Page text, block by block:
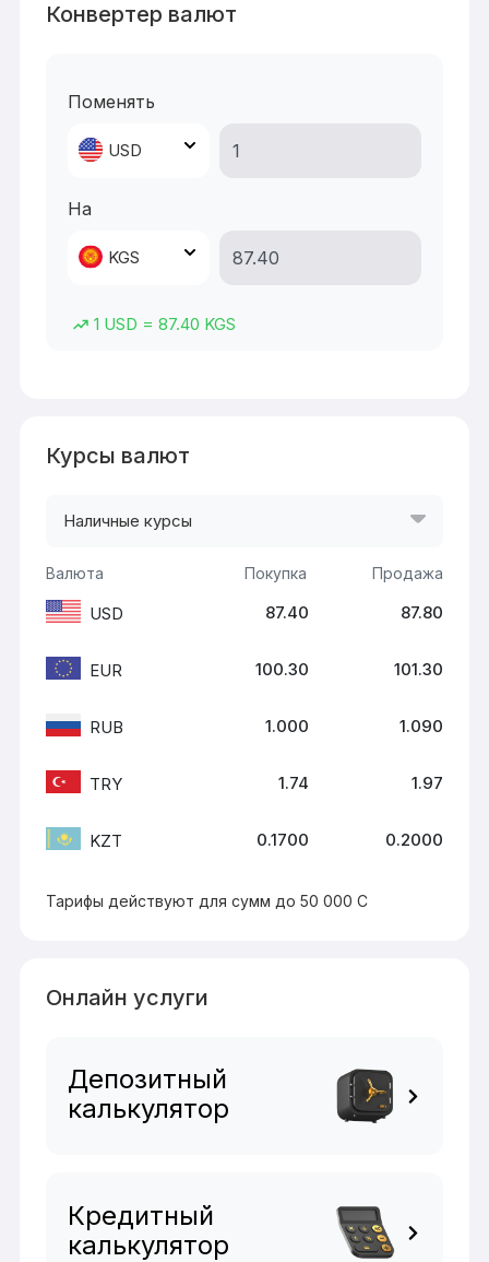
Конвертер валют
Поменять
USD
На
KGS
1 USD = 87.40 KGS
Курсы валют
Наличные курсы
Валюта Покупка Продажа
USD 87.40 87.80
EUR 100.30 101.30
RUB 1.000 1.090
TRY 1.74 1.97
KZT 0.1700 0.2000
Тарифы действуют для сумм до 50 000 С
Онлайн услуги
Депозитный
калькулятор
Кредитный
калькулятор